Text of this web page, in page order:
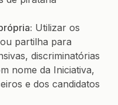
Utilizar os
partilha para
discriminatórias
nome da Iniciativa,
e dos candidatos